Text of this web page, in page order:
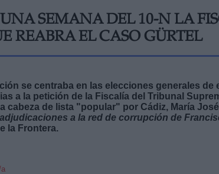
SEMANA DEL 10-N LA
REABRA EL CASO GÜRTEL
se centraba en las elecciones generales
a la petición de la Fiscalía del Tribunal
cabeza de lista "popular" por Cádiz, María
a la red de corrupción de
la Frontera.